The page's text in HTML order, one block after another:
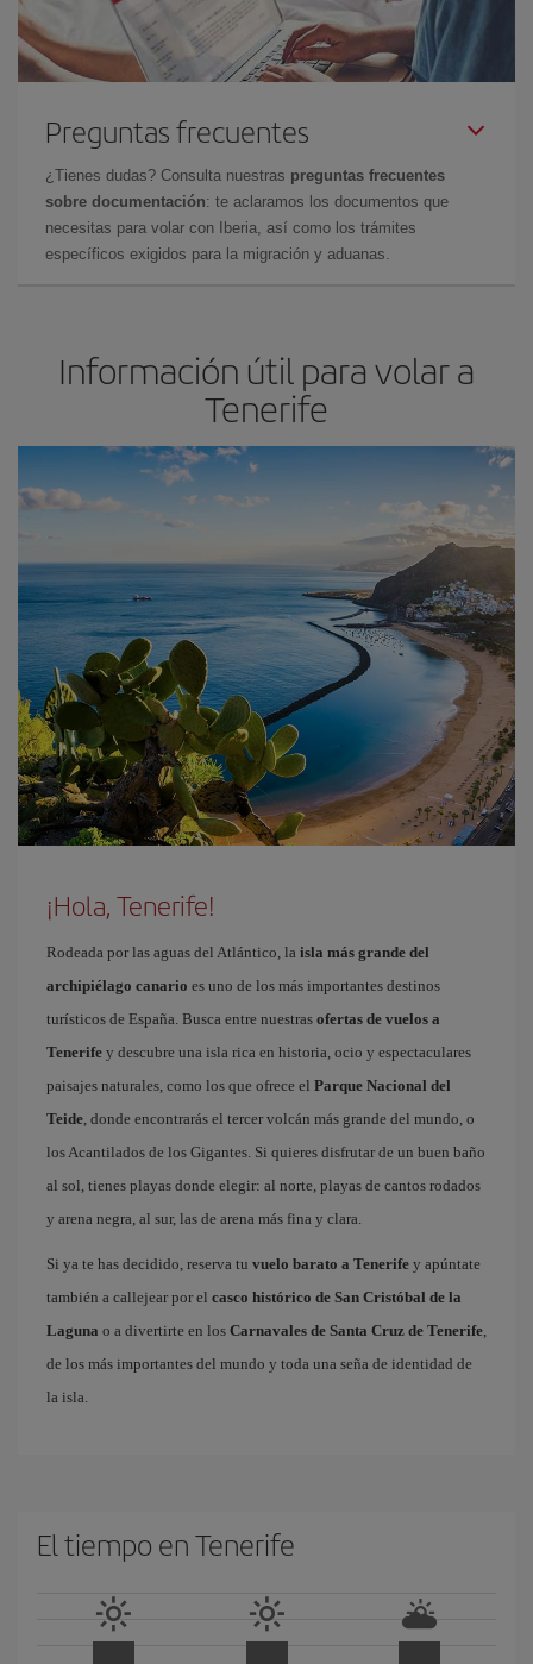
Preguntas frecuentes
¿Tienes dudas? Consulta nuestras preguntas frecuentes
sobre documentación: te aclaramos los documentos que
necesitas para volar con Iberia, así como los trámites
específicos exigidos para la migración y aduanas.
Información útil para volar a
Tenerife
¡Hola, Tenerife!
Rodeada por las aguas del Atlántico, la isla más grande del
archipiélago canario es uno de los más importantes destinos
turísticos de España. Busca entre nuestras ofertas de vuelos a
Tenerife y descubre una isla rica en historia, ocio y espectaculares
paisajes naturales, como los que ofrece el Parque Nacional del
Teide, donde encontrarás el tercer volcán más grande del mundo, o
los Acantilados de los Gigantes. Si quieres disfrutar de un buen baño
al sol, tienes playas donde elegir: al norte, playas de cantos rodados
y arena negra, al sur, las de arena más fina y clara.
Si ya te has decidido, reserva tu vuelo barato a Tenerife y apúntate
también a callejear por el casco histórico de San Cristóbal de la
Laguna o a divertirte en los Carnavales de Santa Cruz de Tenerife,
de los más importantes del mundo y toda una seña de identidad de
la isla.
El tiempo en Tenerife